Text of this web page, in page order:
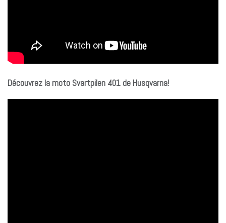
Découvrez la moto Svartpilen 401 de Husqvarna!